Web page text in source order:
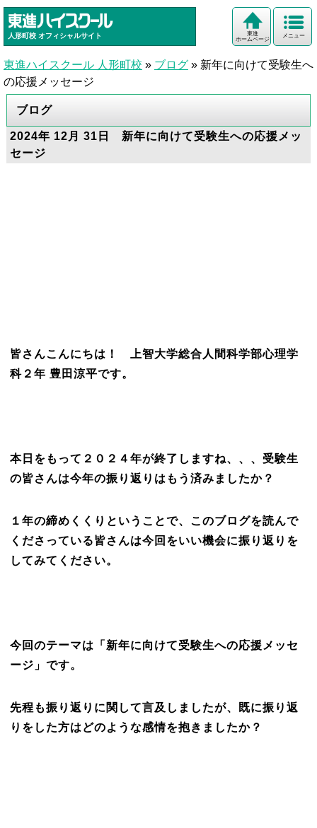
人形町校 オフィシャルサイト メニュー
東進
ホームページ
東進ハイスクール 人形町校 » ブログ » 新年に向けて受験生へ
の応援メッセージ
ブログ
2024年 12月 31日 新年に向けて受験生への応援メッ
セージ
皆さんこんにちは！ 上智大学総合人間科学部心理学
科２年 豊田涼平です。
本日をもって２０２４年が終了しますね、、、受験生
の皆さんは今年の振り返りはもう済みましたか？
１年の締めくくりということで、このブログを読んで
くださっている皆さんは今回をいい機会に振り返りを
してみてください。
今回のテーマは「新年に向けて受験生への応援メッセ
ージ」です。
先程も振り返りに関して言及しましたが、既に振り返
りをした方はどのような感情を抱きましたか？